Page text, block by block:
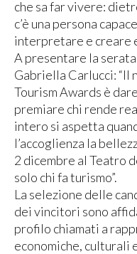
che sa far vivere:
c’è una persona
interpretare e creare
A presentare la
Gabriella Carlucci: “Il
Tourism Awards è
premiare chi rende
intero si aspetta
l’accoglienza la
2 dicembre al Teatro
solo chi fa turismo”.
La selezione delle
dei vincitori sono
profilo chiamati a
economiche, culturali